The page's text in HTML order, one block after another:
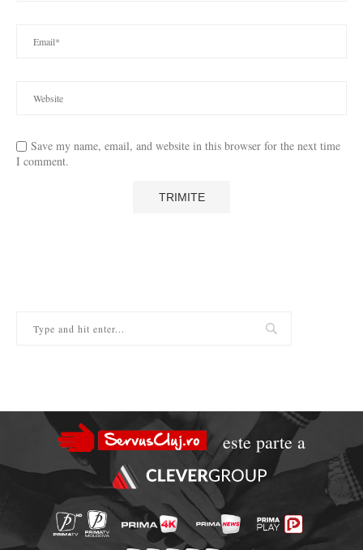
Save my name, email, and website in this browser for the next time
I comment.
este parte a